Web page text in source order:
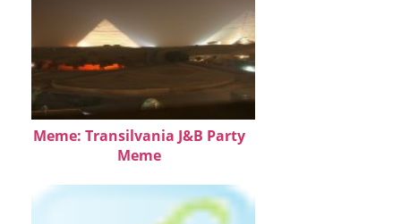
Meme: Transilvania J&B Party
Meme